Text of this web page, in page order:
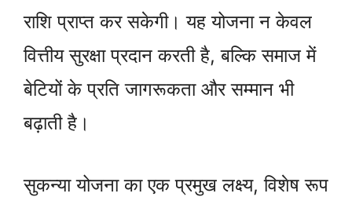
राशि प्राप्त कर सकेगी। यह योजना न केवल
वित्तीय सुरक्षा प्रदान करती है, बल्कि समाज में
बेटियों के प्रति जागरूकता और सम्मान भी
बढ़ाती है।
सुकन्या योजना का एक प्रमुख लक्ष्य, विशेष रूप